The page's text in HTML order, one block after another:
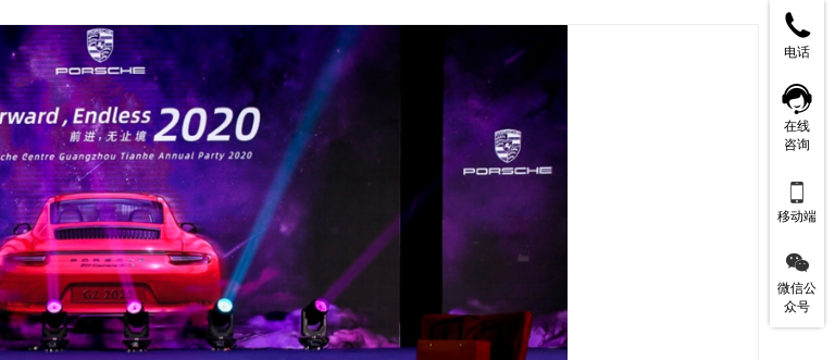
电话
在线
咨询

移动端

微信公
众号